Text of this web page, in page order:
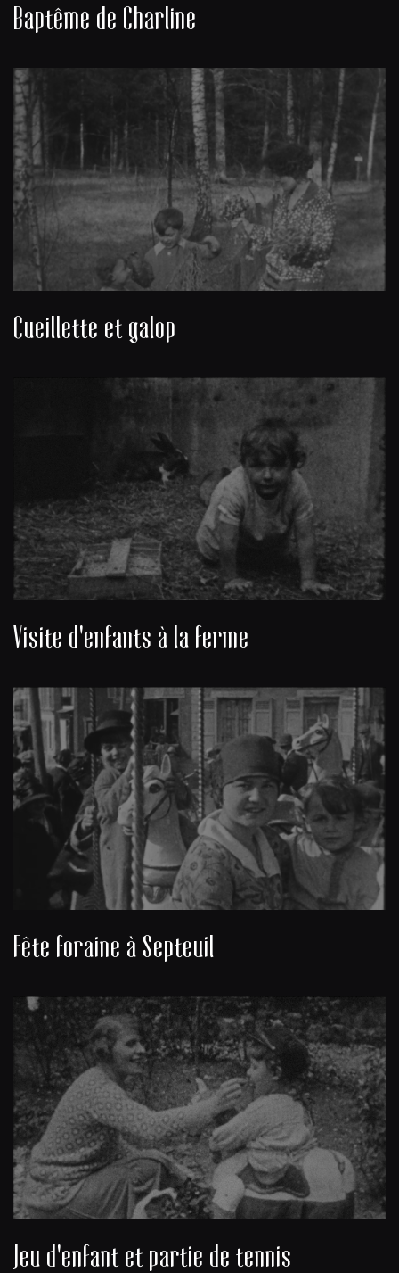
Baptême de Charline
Cueillette et galop
Visite d'enfants à la ferme
Fête foraine à Septeuil
Jeu d'enfant et partie de tennis